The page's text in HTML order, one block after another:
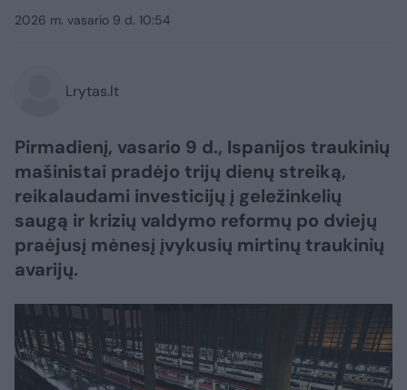
2026 m. vasario 9 d. 10:54
Lrytas.lt
Pirmadienį, vasario 9 d., Ispanijos traukinių
mašinistai pradėjo trijų dienų streiką,
reikalaudami investicijų į geležinkelių
saugą ir krizių valdymo reformų po dviejų
praėjusį mėnesį įvykusių mirtinų traukinių
avarijų.